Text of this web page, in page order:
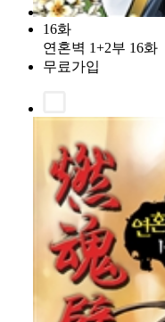
16화
연혼벽 1+2부 16화
무료가입